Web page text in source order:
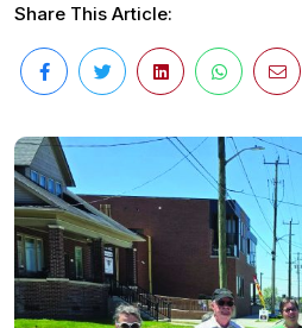
Share This Article: